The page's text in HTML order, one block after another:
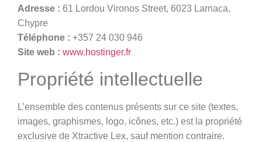
Adresse : 61 Lordou Vironos Street, 6023 Larnaca,
Chypre
Téléphone : +357 24 030 946
Site web : www.hostinger.fr
Propriété intellectuelle
L’ensemble des contenus présents sur ce site (textes,
images, graphismes, logo, icônes, etc.) est la propriété
exclusive de Xtractive Lex, sauf mention contraire.